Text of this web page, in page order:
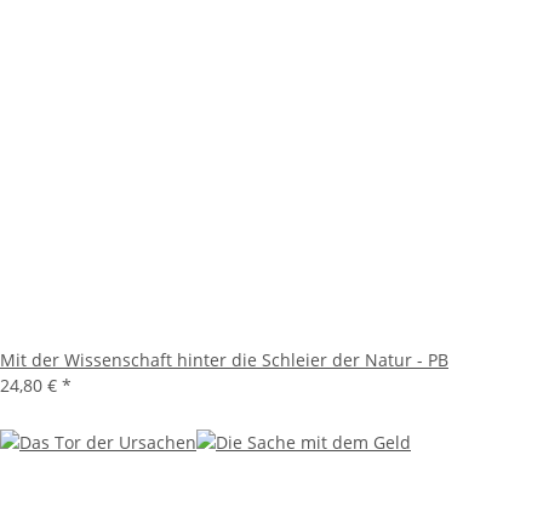
Mit der Wissenschaft hinter die Schleier der Natur - PB
24,80 € *